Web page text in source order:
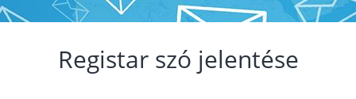
Registar szó jelentése